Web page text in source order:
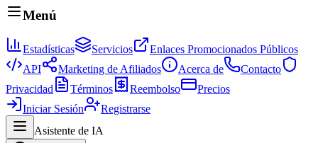
Menú
Estadísticas Servicios
Enlaces Promocionados Públicos
API
Marketing de Afiliados Acerca de
Contacto
Privacidad
Términos Reembolso
Precios
Iniciar Sesión
Registrarse
Asistente de IA